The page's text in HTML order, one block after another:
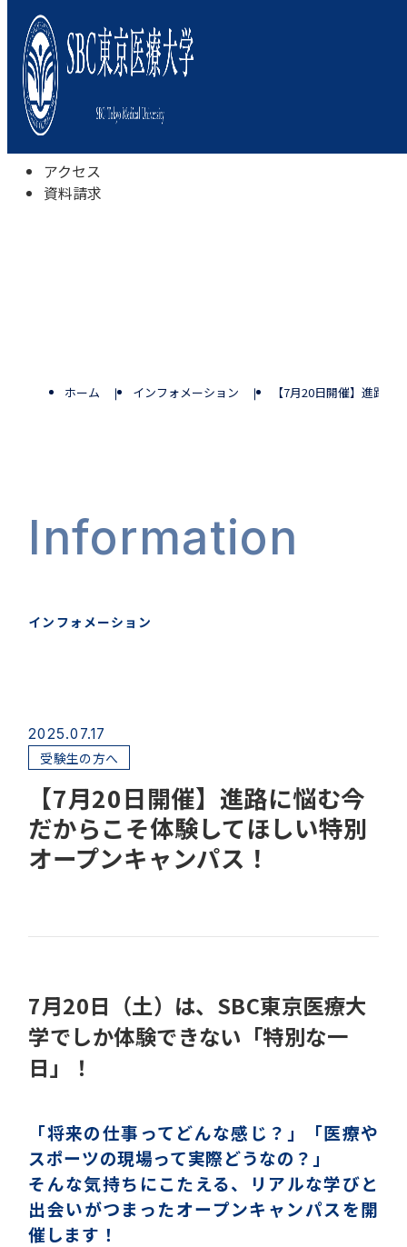
本学について
学びの特色
学部・学科
キャンパスライフ
入試情報
受験相談会
アクセス
資料請求
Information
インフォメーション
ホーム インフォメーション 【7月20日開催】進路
2025.07.17
受験生の方へ
【7月20日開催】進路に悩む今
だからこそ体験してほしい特別
オープンキャンパス！
7月20日（土）は、SBC東京医療大
学でしか体験できない「特別な一
日」！
「将来の仕事ってどんな感じ？」「医療や
スポーツの現場って実際どうなの？」
そんな気持ちにこたえる、リアルな学びと
出会いがつまったオープンキャンパスを開
催します！